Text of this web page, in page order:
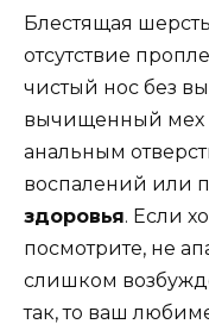
Блестящая
отсутствие
чистый нос без
вычищенный мех
анальным
воспалений или
здоровья. Если
посмотрите, не
слишком
так, то ваш